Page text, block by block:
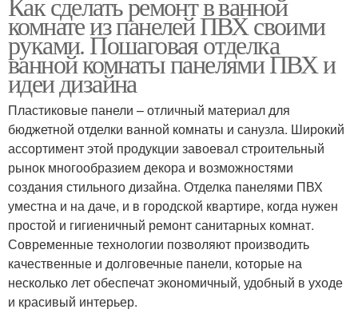
комнате из панелей ПВХ своими
руками. Пошаговая отделка
ванной комнаты панелями ПВХ и
идеи дизайна
Пластиковые панели – отличный материал для
бюджетной отделки ванной комнаты и санузла. Широкий
ассортимент этой продукции завоевал строительный
рынок многообразием декора и возможностями
создания стильного дизайна. Отделка панелями ПВХ
уместна и на даче, и в городской квартире, когда нужен
простой и гигиеничный ремонт санитарных комнат.
Современные технологии позволяют производить
качественные и долговечные панели, которые на
несколько лет обеспечат экономичный, удобный в уходе
и красивый интерьер.